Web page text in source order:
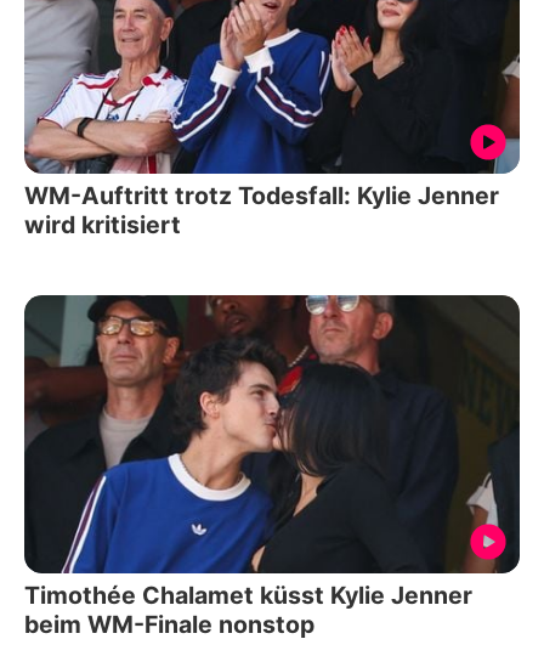
WM-Auftritt trotz Todesfall: Kylie Jenner
wird kritisiert
Timothée Chalamet küsst Kylie Jenner
beim WM-Finale nonstop